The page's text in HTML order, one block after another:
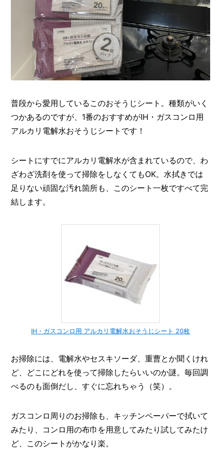
普段から愛用しているこのおそうじシート。種類がいく
つかあるのですが、1番のおすすめがIH・ガスコンロ用
アルカリ電解水おそうじシートです！
シートにすでにアルカリ電解水が含まれているので、わ
ざわざ洗剤を使って掃除をしなくてもOK。水拭きでは
足りない頑固な汚れ箇所も、このシート一枚ですべて完
結します。
IH・ガスコンロ用 アルカリ電解水おそうじシート 20枚
お掃除には、電解水やセスキソーダ、重曹とか聞くけれ
ど、どこにどれを使って掃除したらいいのか謎。毎回調
べるのも面倒だし、すぐに忘れちゃう（笑）。
ガスコンロ周りのお掃除も、キッチンペーパーで拭いて
みたり、コンロ用の布巾を用意してみたり試してみたけ
ど、このシートがかなり楽。